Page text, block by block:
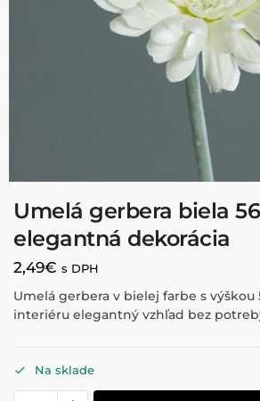
Umelá gerbera biela
elegantná dekorácia
2,49€ s DPH
Umelá gerbera v bielej farbe s výškou
interiéru elegantný vzhľad bez
Na sklade